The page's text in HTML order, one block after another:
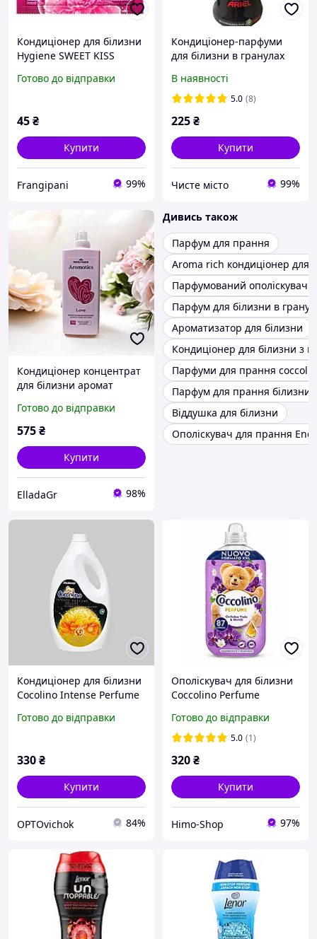
Кондиціонер для білизни
Hygiene SWEET KISS
тканини 20 мл
Готово до відправки
45₴
Купити
Frangipani 99%
Кондиціонер-парфуми
для білизни в гранулах
210 g
В наявності
5.0 (8)
225₴
Купити
Чисте місто 99%
Кондиціонер концентрат
для білизни аромат
Готово до відправки
575₴
Купити
ElladaGr 98%
Дивись також
Парфум для прання
Aroma rich кондиціонер для
Парфумований ополіскувач
Парфум для білизни в
Ароматизатор для білизни
Кондиціонер для білизни з
Парфуми для прання
Парфум для прання білизни
Віддушка для білизни
Ополіскувач для прання
Кондиціонер для білизни
Cocolino Intense Perfume
5,7 л,
Готово до відправки
330₴
Купити
OPTOvichok 84%
Ополіскувач для білизни
Coccolino Perfume
прань розкішний
квітково-ягідний аромат
Готово до відправки
5.0 (1)
320₴
Купити
Himo-Shop 97%